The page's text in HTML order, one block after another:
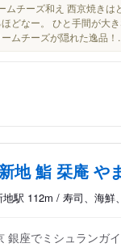
ムチーズ和え 西京焼きは
どなー。 ひと手間が大
ムチーズが隠れた逸品！
地 鮨 栞庵 や
地駅 112m / 寿司、海鮮
銀座でミシュランガ